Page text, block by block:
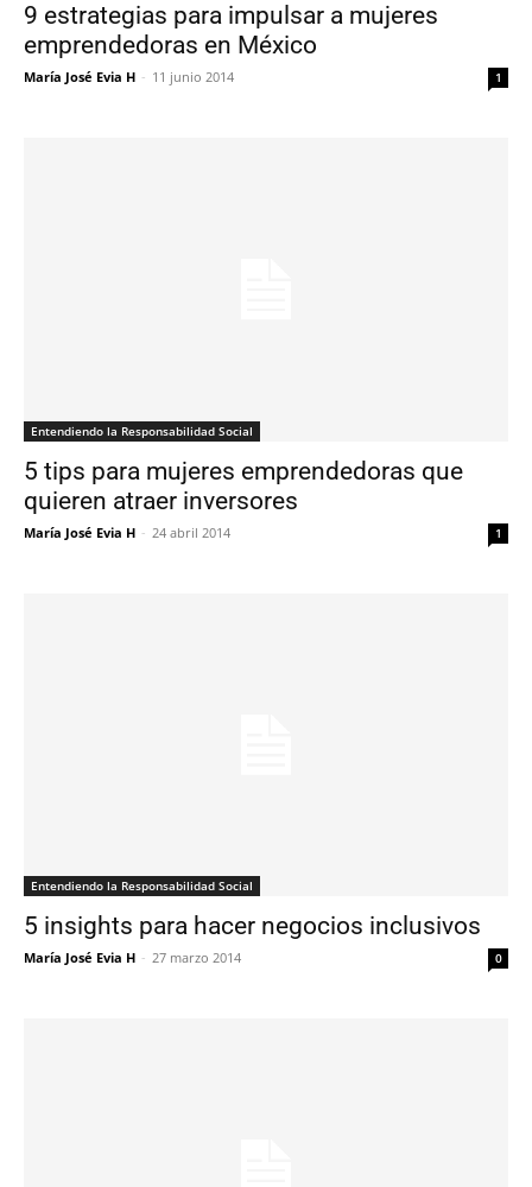
9 estrategias para impulsar a mujeres
emprendedoras en México
María José Evia H - 11 junio 2014 1
Entendiendo la Responsabilidad Social
5 tips para mujeres emprendedoras que
quieren atraer inversores
María José Evia H - 24 abril 2014 1
Entendiendo la Responsabilidad Social
5 insights para hacer negocios inclusivos
María José Evia H - 27 marzo 2014 0